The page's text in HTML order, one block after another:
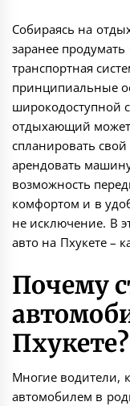
Собираясь на
заранее
транспортная
принципиальные
широкодоступной
отдыхающий может
спланировать
арендовать
возможность
комфортом и в
не исключение. В
авто на Пхукете –
Почему
Пхукете?
Многие водители,
автомобилем в